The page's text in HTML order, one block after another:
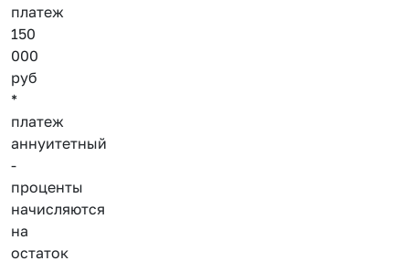
платеж
150
000
руб
*
платеж
аннуитетный
-
проценты
начисляются
на
остаток